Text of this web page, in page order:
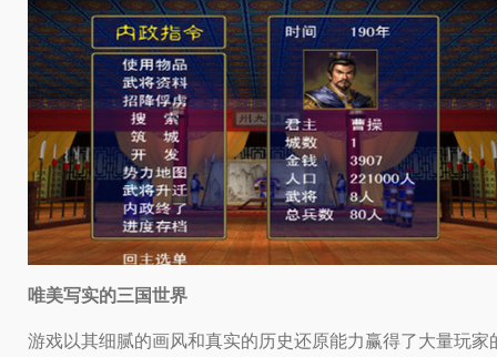
唯美写实的三国世界
游戏以其细腻的画风和真实的历史还原能力赢得了大量玩家